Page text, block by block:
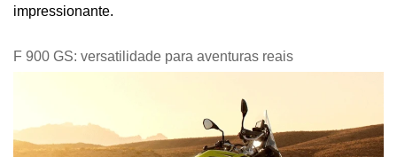
impressionante.
F 900 GS: versatilidade para aventuras reais